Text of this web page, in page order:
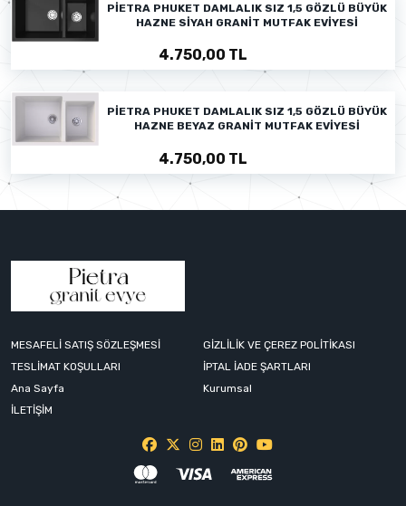
PİETRA PHUKET DAMLALIK SIZ 1,5 GÖZLÜ BÜYÜK
HAZNE SİYAH GRANİT MUTFAK EVİYESİ
4.750,00 TL
PİETRA PHUKET DAMLALIK SIZ 1,5 GÖZLÜ BÜYÜK
HAZNE BEYAZ GRANİT MUTFAK EVİYESİ
4.750,00 TL
MESAFELİ SATIŞ SÖZLEŞMESİ
GİZLİLİK VE ÇEREZ POLİTİKASI
TESLİMAT KOŞULLARI
İPTAL İADE ŞARTLARI
Ana Sayfa
Kurumsal
İLETİŞİM